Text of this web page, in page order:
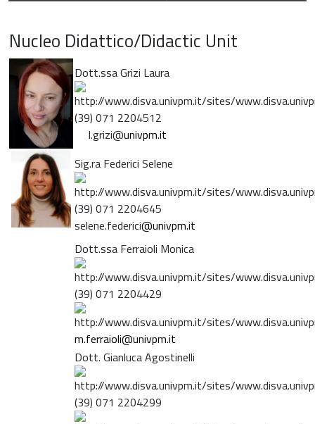
Nucleo Didattico/Didactic Unit
Dott.ssa Grizi Laura
(39) 071 2204512
l.grizi@univpm.it
Sig.ra Federici Selene
(39) 071 2204645
selene.federici@univpm.it
Dott.ssa Ferraioli Monica
(39) 071 2204429
m.ferraioli@univpm.it
Dott. Gianluca Agostinelli
(39) 071 2204299